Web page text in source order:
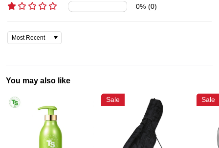
0% (0)
You may also like
Sale Sale